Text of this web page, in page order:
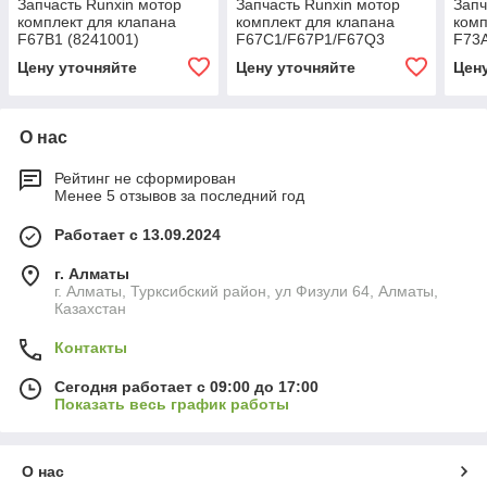
Запчасть Runxin мотор
комплект для клапана
F67B1 (8241001)
Цену уточняйте
Запчасть Runxin мотор
комплект для клапана
F67C1/F67P1/F67Q3
(6158021+8241003+8993003)
Цену уточняйте
О нас
Рейтинг не сформирован
Менее 5 отзывов за последний год
Работает с 13.09.2024
г. Алматы
г. Алматы, Турксибский район, ул Физули 64, Алматы,
Казахстан
Контакты
Сегодня работает с 09:00 до 17:00
Показать весь график работы
О нас